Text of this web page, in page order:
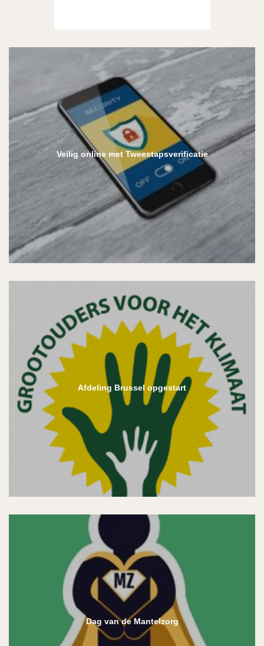
Veilig online met Tweestapsverificatie
Afdeling Brussel opgestart
Dag van de Mantelzorg